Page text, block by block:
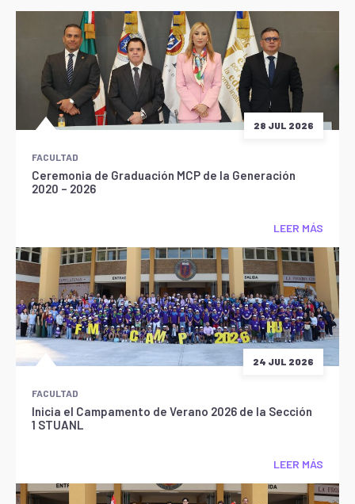
28 JUL 2026
FACULTAD
Ceremonia de Graduación MCP de la Generación
2020 – 2026
LEER MÁS
24 JUL 2026
FACULTAD
Inicia el Campamento de Verano 2026 de la Sección
1 STUANL
LEER MÁS